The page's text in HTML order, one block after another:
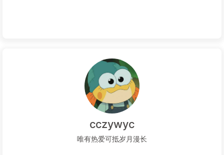
cczywyc
唯有热爱可抵岁月漫长